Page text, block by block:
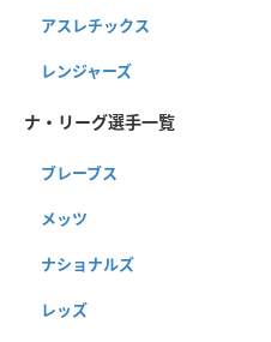
アスレチックス
レンジャーズ
ナ・リーグ選手一覧
ブレーブス
メッツ
ナショナルズ
レッズ